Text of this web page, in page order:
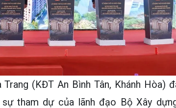
(KĐT An Bình Tân, Khánh Hòa)
tham dự của lãnh đạo Bộ Xây